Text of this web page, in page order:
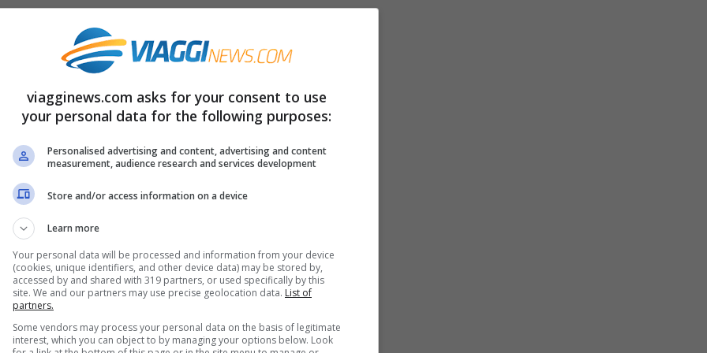
Dopo la notizia dei milioni di dati degli
il crash di Facebook èpiuttosto serio
tutto il mondo.
di Facebook e solitamente nel giro di
Valley sparsi per il globo
il down arriva dopo il furto dei dati e
un collegamento e un altro attacco
solo nell’umore degli utenti che
viagginews.com asks for your consent to use
your personal data for the following purposes:
Personalised advertising and content, advertising and content
measurement, audience research and services development
Store and/or access information on a device
Learn more
Your personal data will be processed and information from your device
(cookies, unique identifiers, and other device data) may be stored by,
accessed by and shared with 319 partners, or used specifically by this
site. We and our partners may use precise geolocation data. List of
partners.
Some vendors may process your personal data on the basis of legitimate
interest, which you can object to by managing your options below. Look